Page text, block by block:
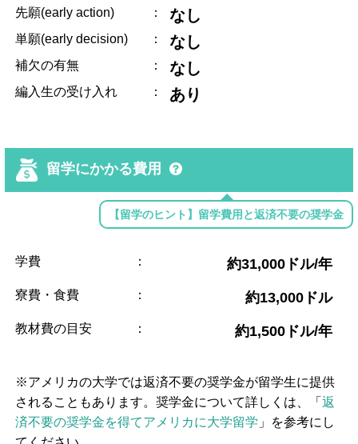
先願(early action) ： なし
単願(early decision) ： なし
補欠の有無 ： なし
編入生の受け入れ ： あり
留学にかかる費用
【留学のヒント】留学費用と返済不要の奨学金
学費 ： 約31,000ドル/年
寮費・食費 ： 約13,000ドル
教材費の目安 ： 約1,500ドル/年
※アメリカの大学では返済不要の奨学金が留学生に提供
されることもあります。奨学金について詳しくは、「返
済不要の奨学金を得てアメリカに大学留学 」を参考にし